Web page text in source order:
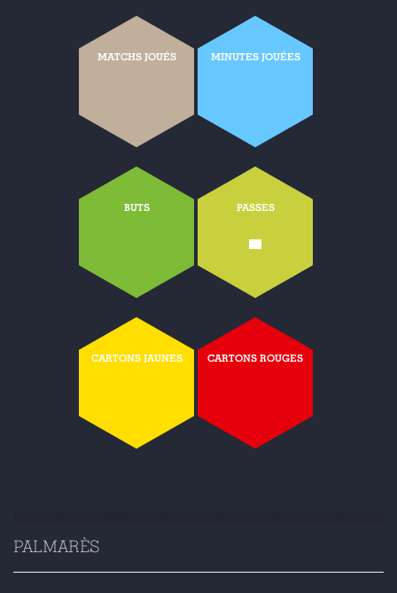
MATCHS JOUÉS MINUTES JOUÉES
BUTS PASSES
-
CARTONS JAUNES CARTONS ROUGES
PALMARÈS